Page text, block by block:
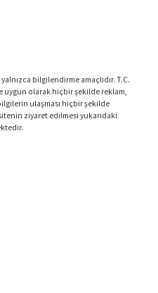
bilgilendirme amaçlıdır. T.C.
olarak hiçbir şekilde reklam,
ulaşması hiçbir şekilde
ziyaret edilmesi yukarıdaki